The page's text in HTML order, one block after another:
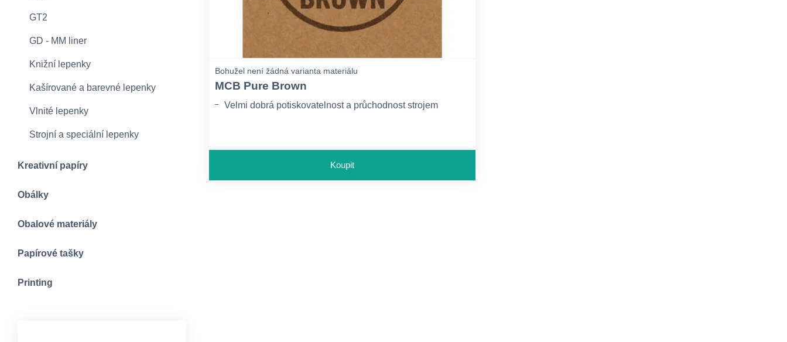
GT2
GD - MM liner
Knižní lepenky
Kašírované a barevné lepenky
Vlnité lepenky
Strojní a speciální lepenky
Kreativní papíry
Obálky
Obalové materiály
Papírové tašky
Printing
Bohužel není žádná varianta materiálu
MCB Pure Brown
Velmi dobrá potiskovatelnost a průchodnost strojem
Koupit